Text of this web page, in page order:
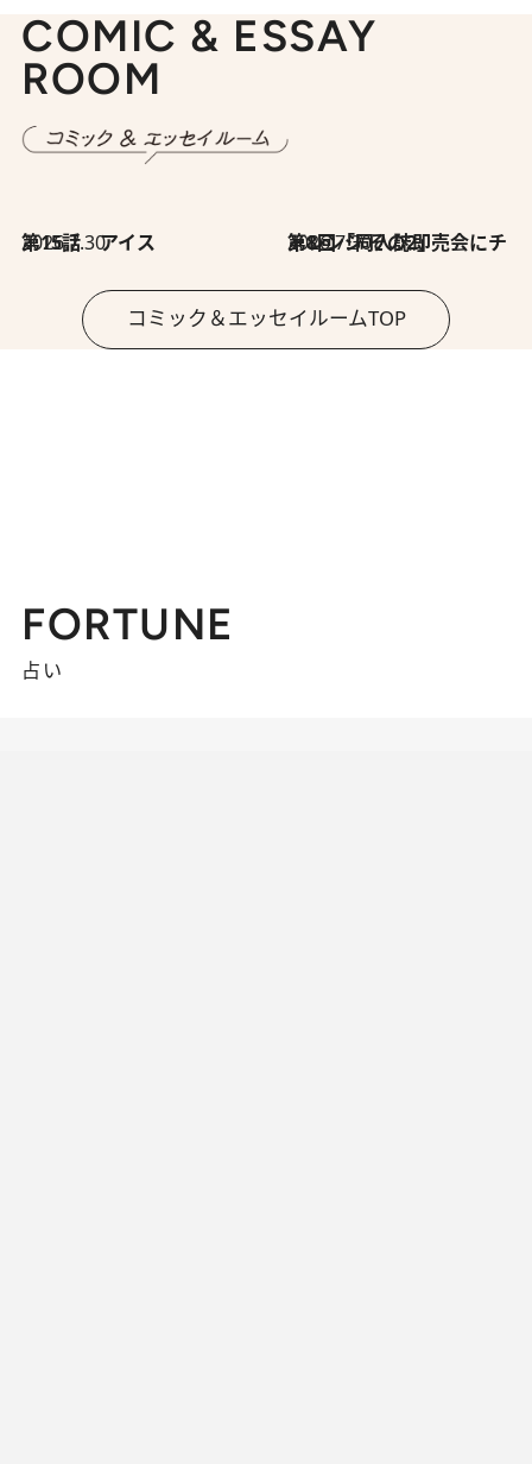
COMIC & ESSAY
ROOM
2026.7.30
第15話 アイス 2026.7.30
第8回「同人誌即売会にチャレンジ その2」
コミック＆エッセイルームTOP
FORTUNE
占い